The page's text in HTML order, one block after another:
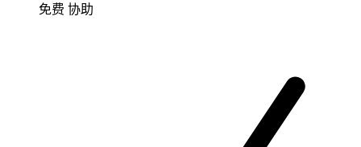
免费 协助